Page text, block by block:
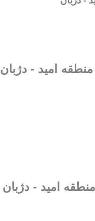
منطقه امید - دژبان
امید - دژبان